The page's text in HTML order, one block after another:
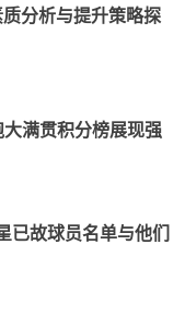
分析与提升策略探
满贯积分榜展现强
已故球员名单与他们